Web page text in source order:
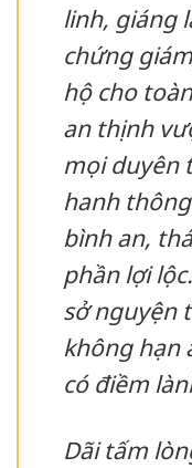
linh, giáng
chứng
hộ cho
an thịnh
mọi duyên
hanh
bình an,
phần lợi
sở nguyện
không hạn
có điềm
Dãi tấm